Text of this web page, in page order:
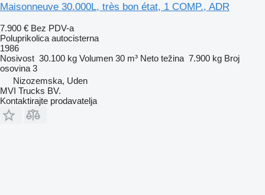
Maisonneuve 30.000L, très bon état, 1 COMP., ADR
7.900 € Bez PDV-a
Poluprikolica autocisterna
1986
Nosivost 30.100 kg Volumen 30 m³ Neto težina 7.900 kg Broj
osovina 3
Nizozemska, Uden
MVI Trucks BV.
Kontaktirajte prodavatelja